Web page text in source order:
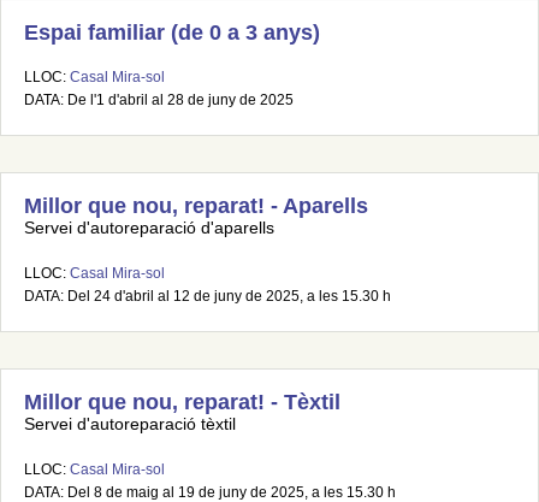
Espai familiar (de 0 a 3 anys)
LLOC: Casal Mira-sol
DATA: De l'1 d'abril al 28 de juny de 2025
Millor que nou, reparat! - Aparells
Servei d'autoreparació d'aparells
LLOC: Casal Mira-sol
DATA: Del 24 d'abril al 12 de juny de 2025, a les 15.30 h
Millor que nou, reparat! - Tèxtil
Servei d'autoreparació tèxtil
LLOC: Casal Mira-sol
DATA: Del 8 de maig al 19 de juny de 2025, a les 15.30 h